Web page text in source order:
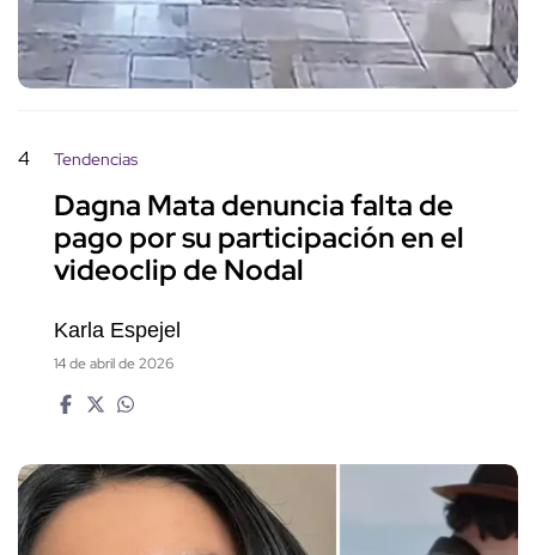
4 Tendencias
Dagna Mata denuncia falta de
pago por su participación en el
videoclip de Nodal
Karla Espejel
14 de abril de 2026